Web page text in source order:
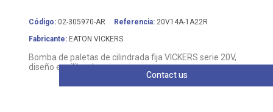
Código: 02-305970-AR Referencia: 20V14A-1A22R
Fabricante: EATON VICKERS
Bomba de paletas de cilindrada fija VICKERS serie 20V,
diseño equilibrado
Contact us